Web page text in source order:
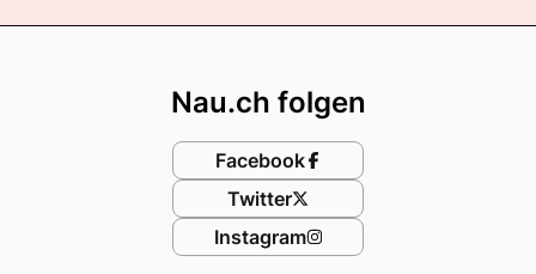
Nau.ch folgen
Facebook
Twitter
Instagram